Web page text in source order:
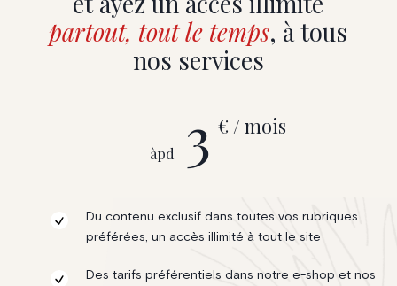
partout, tout le temps, à tous
nos services
àpd 3 € / mois
Du contenu exclusif dans toutes vos rubriques
préférées, un accès illimité à tout le site
Des tarifs préférentiels dans notre e-shop et nos